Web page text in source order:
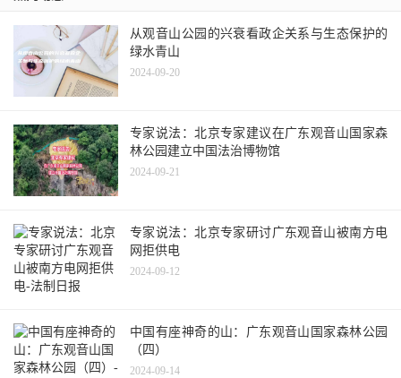
从观音山公园的兴衰看政企关系与生态保护的
绿水青山
2024-09-20
专家说法：北京专家建议在广东观音山国家森
林公园建立中国法治博物馆
2024-09-21
专家说法：北京专家研讨广东观音山被南方电
网拒供电
2024-09-12
中国有座神奇的山：广东观音山国家森林公园
（四）
2024-09-14